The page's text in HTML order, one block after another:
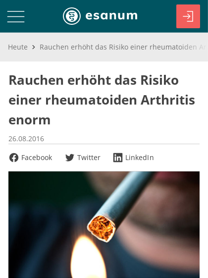
Heute
Rauchen erhöht das Risiko
einer rheumatoiden Arthritis
enorm
26.08.2016
Facebook
Twitter LinkedIn